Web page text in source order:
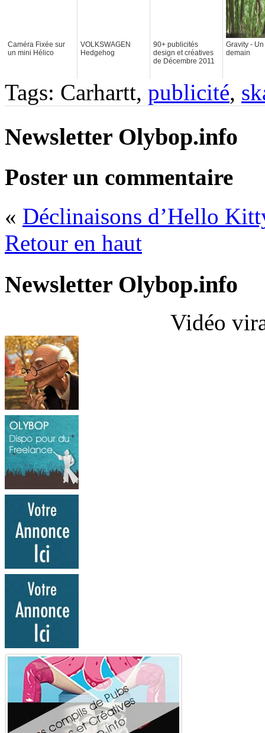
Caméra Fixée sur
un mini Hélico
VOLKSWAGEN
Hedgehog
90+ publicités
design et créatives
de Décembre 2011
Gravity -
demain
Tags: Carhartt, publicité,
Newsletter Olybop.info
Poster un commentaire
« Déclinaisons d’Hello
Retour en haut
Newsletter Olybop.info
Vidéo